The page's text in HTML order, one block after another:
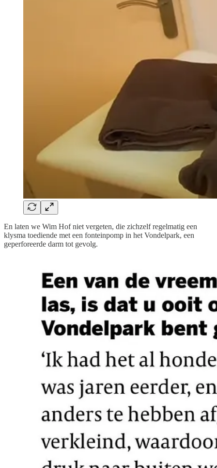
En laten we Wim Hof niet vergeten, die zichzelf regelmatig een
klysma toediende met een fonteinpomp in het Vondelpark, een
geperforeerde darm tot gevolg.